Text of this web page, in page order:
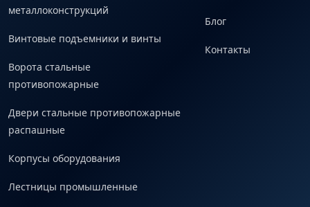
металлоконструкций
Винтовые подъемники и винты
Ворота стальные
противопожарные
Двери стальные противопожарные
распашные
Корпусы оборудования
Лестницы промышленные
Блог
Контакты